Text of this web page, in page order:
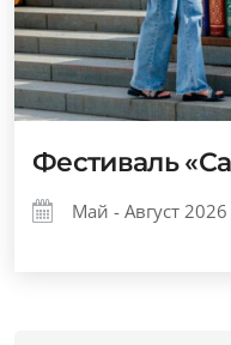
Фестиваль
Май - Август 2026